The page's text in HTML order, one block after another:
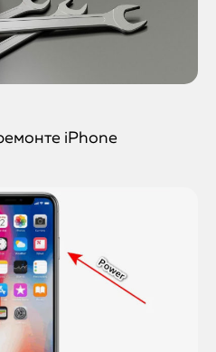
iPhone